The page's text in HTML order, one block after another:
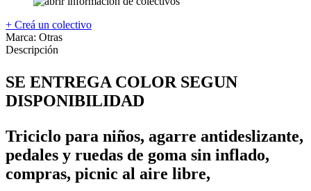
+ Creá un colectivo
Marca: Otras
Descripción
SE ENTREGA COLOR SEGUN
DISPONIBILIDAD
Triciclo para niños, agarre antideslizante,
pedales y ruedas de goma sin inflado,
compras, picnic al aire libre,